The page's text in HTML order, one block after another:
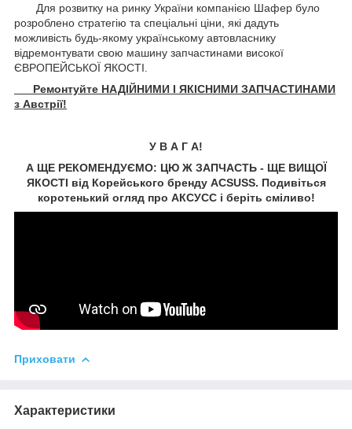
Для розвитку на ринку України компанією Шафер було
розроблено стратегію та спеціальні ціни, які дадуть
можливість будь-якому українському автовласнику
відремонтувати свою машину запчастинами високої
ЄВРОПЕЙСЬКОЇ ЯКОСТІ.
Ремонтуйте НАДІЙНИМИ І ЯКІСНИМИ ЗАПЧАСТИНАМИ
з Австрії!
У В А Г А!
А ЩЕ РЕКОМЕНДУЄМО: ЦЮ Ж ЗАПЧАСТЬ - ЩЕ ВИЩОЇ
ЯКОСТІ від Корейського бренду ACSUSS. Подивіться
коротенький огляд про АКСУCC і беріть сміливо!
Приховати
Характеристики